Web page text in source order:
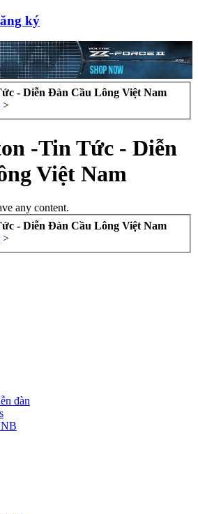
ký
- Diễn Đàn Cầu Lông Việt Nam
>
-Tin Tức - Diễn
Việt Nam
any content.
- Diễn Đàn Cầu Lông Việt Nam
>
đàn